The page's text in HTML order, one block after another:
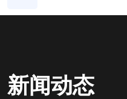
新闻动态